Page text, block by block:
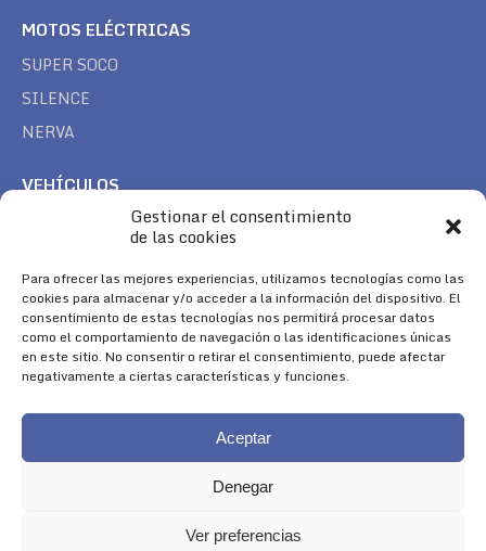
Gestionar el consentimiento
de las cookies
Para ofrecer las mejores experiencias, utilizamos tecnologías como las
cookies para almacenar y/o acceder a la información del dispositivo. El
consentimiento de estas tecnologías nos permitirá procesar datos
como el comportamiento de navegación o las identificaciones únicas
en este sitio. No consentir o retirar el consentimiento, puede afectar
negativamente a ciertas características y funciones.
Aceptar
Denegar
Ver preferencias
MOTOS ELÉCTRICAS
SUPER SOCO
SILENCE
NERVA
VEHÍCULOS
TREK
SÍGUENOS
Encuéntranos en:
Facebook
page
YouTube
page
Instagram
page